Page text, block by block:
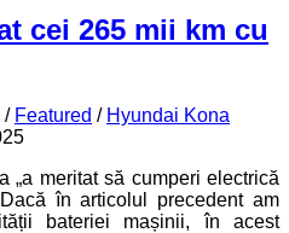
cei 265 mii km cu
/ Featured / Hyundai Kona
„a meritat să cumperi electrică
în articolul precedent am
bateriei mașinii, în acest